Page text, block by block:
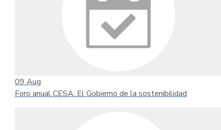
09 Aug
Foro anual CESA: El Gobierno de la sostenibilidad